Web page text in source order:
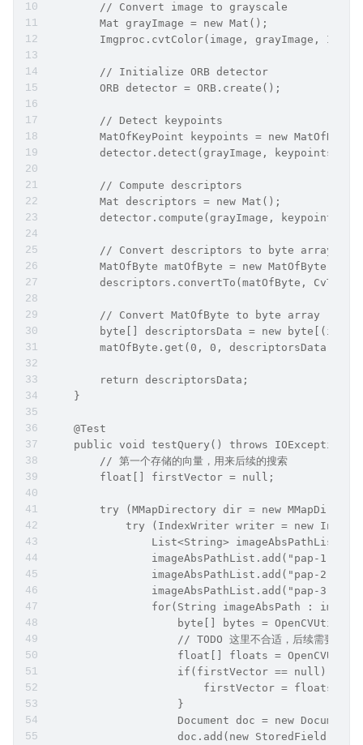
        // Convert image to grayscale
        Mat grayImage = new Mat();
Imgproc.cvtColor(image, grayImage,
        // Initialize ORB detector
        ORB detector = ORB.create();
        // Detect keypoints
MatOfKeyPoint keypoints = new
        detector.detect(grayImage, keypoints);
        // Compute descriptors
        Mat descriptors = new Mat();
detector.compute(grayImage, keypoints,
        // Convert descriptors to byte array
        MatOfByte matOfByte = new MatOfByte();
descriptors.convertTo(matOfByte,
        // Convert MatOfByte to byte array
byte[] descriptorsData = new byte[(int)
        matOfByte.get(0, 0, descriptorsData);
        return descriptorsData;
    }
    @Test
    public void testQuery() throws IOException {
        // 第一个存储的向量，用来后续的搜索
        float[] firstVector = null;
try (MMapDirectory dir = new
try (IndexWriter writer = new
List<String> imageAbsPathList =
imageAbsPathList.add("pap-
imageAbsPathList.add("pap-
imageAbsPathList.add("pap-
for(String imageAbsPath :
byte[] bytes =
// TODO 这里不合适，后续需要再次
float[] floats =
                    if(firstVector == null) {
                        firstVector = floats;
                    }
Document doc = new
doc.add(new